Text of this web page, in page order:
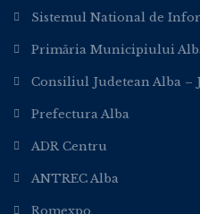
Sistemul National de
Primăria Municipiului
Consiliul Judetean Alba –
Prefectura Alba
ADR Centru
ANTREC Alba